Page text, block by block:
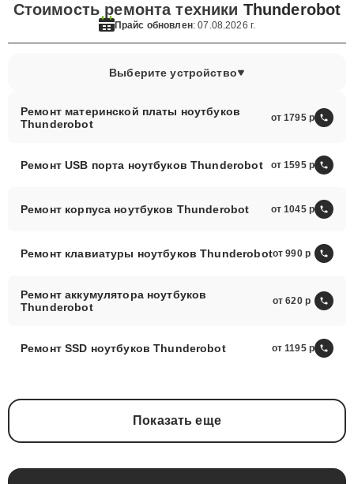
Стоимость ремонта техники Thunderobot
Прайс обновлен: 07.08.2026 г.
Выберите устройство
Ремонт материнской платы ноутбуков
Thunderobot
от 1795
Ремонт USB порта ноутбуков Thunderobot от 1595
Ремонт корпуса ноутбуков Thunderobot от 1045
Ремонт клавиатуры ноутбуков Thunderobotот 990
Ремонт аккумулятора ноутбуков
Thunderobot
от 620
Ремонт SSD ноутбуков Thunderobot от 1195
Показать еще